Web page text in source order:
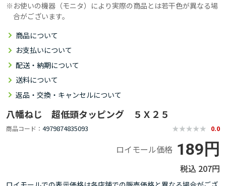
お使いの機器（モニタ）により実際の商品とは若干色が異なる場
合がございます。
商品について
お支払いについて
配送・納期について
送料について
返品・交換・キャンセルについて
八幡ねじ 超低頭タッピング ５Ｘ２５
商品コード 4979874835093 0.0
ロイモール価格 189円
207円